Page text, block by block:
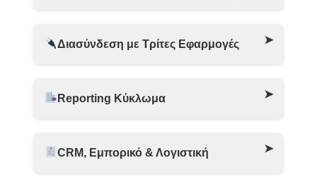
Διασύνδεση με Τρίτες Εφαρμογές
Reporting Κύκλωμα
CRM, Εμπορικό & Λογιστική